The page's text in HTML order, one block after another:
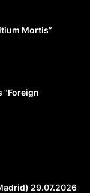
Mortis”
"Foreign
29.07.2026